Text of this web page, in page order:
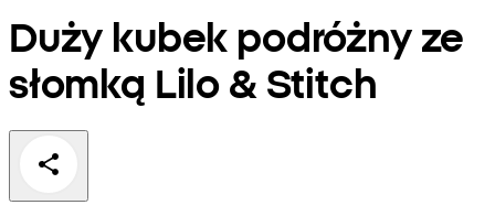
Duży kubek podróżny ze
słomką Lilo & Stitch